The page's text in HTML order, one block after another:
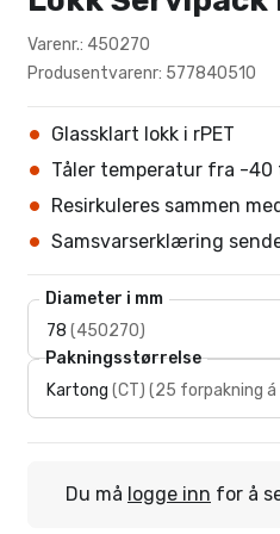
Varenr.: 450270
Produsentvarenr: 577840510
Glassklart lokk i rPET
Tåler temperatur fra -40
Resirkuleres sammen
Samsvarserklæring
Diameter i mm
78 (450270)
Pakningsstørrelse
Kartong (CT) (25 forpakning
Du må logge inn for å